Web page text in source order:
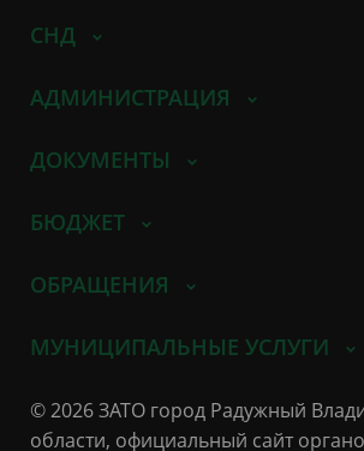
СНД
АДМИНИСТРАЦИЯ
ДОКУМЕНТЫ
БЮДЖЕТ
ОБРАЩЕНИЯ
МУНИЦИПАЛЬНЫЕ УСЛУГИ
© 2026 ЗАТО город Радужный
области, официальный сайт